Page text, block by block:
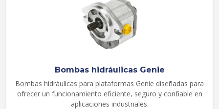
Bombas hidráulicas Genie
Bombas hidráulicas para plataformas Genie diseñadas para
ofrecer un funcionamiento eficiente, seguro y confiable en
aplicaciones industriales.